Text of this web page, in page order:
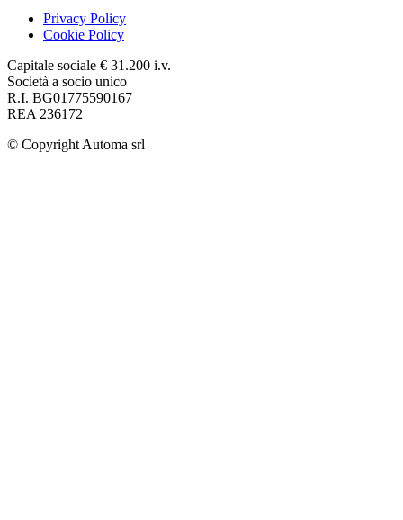
Privacy Policy
Cookie Policy
Capitale sociale € 31.200 i.v.
Società a socio unico
R.I. BG01775590167
REA 236172
© Copyright Automa srl